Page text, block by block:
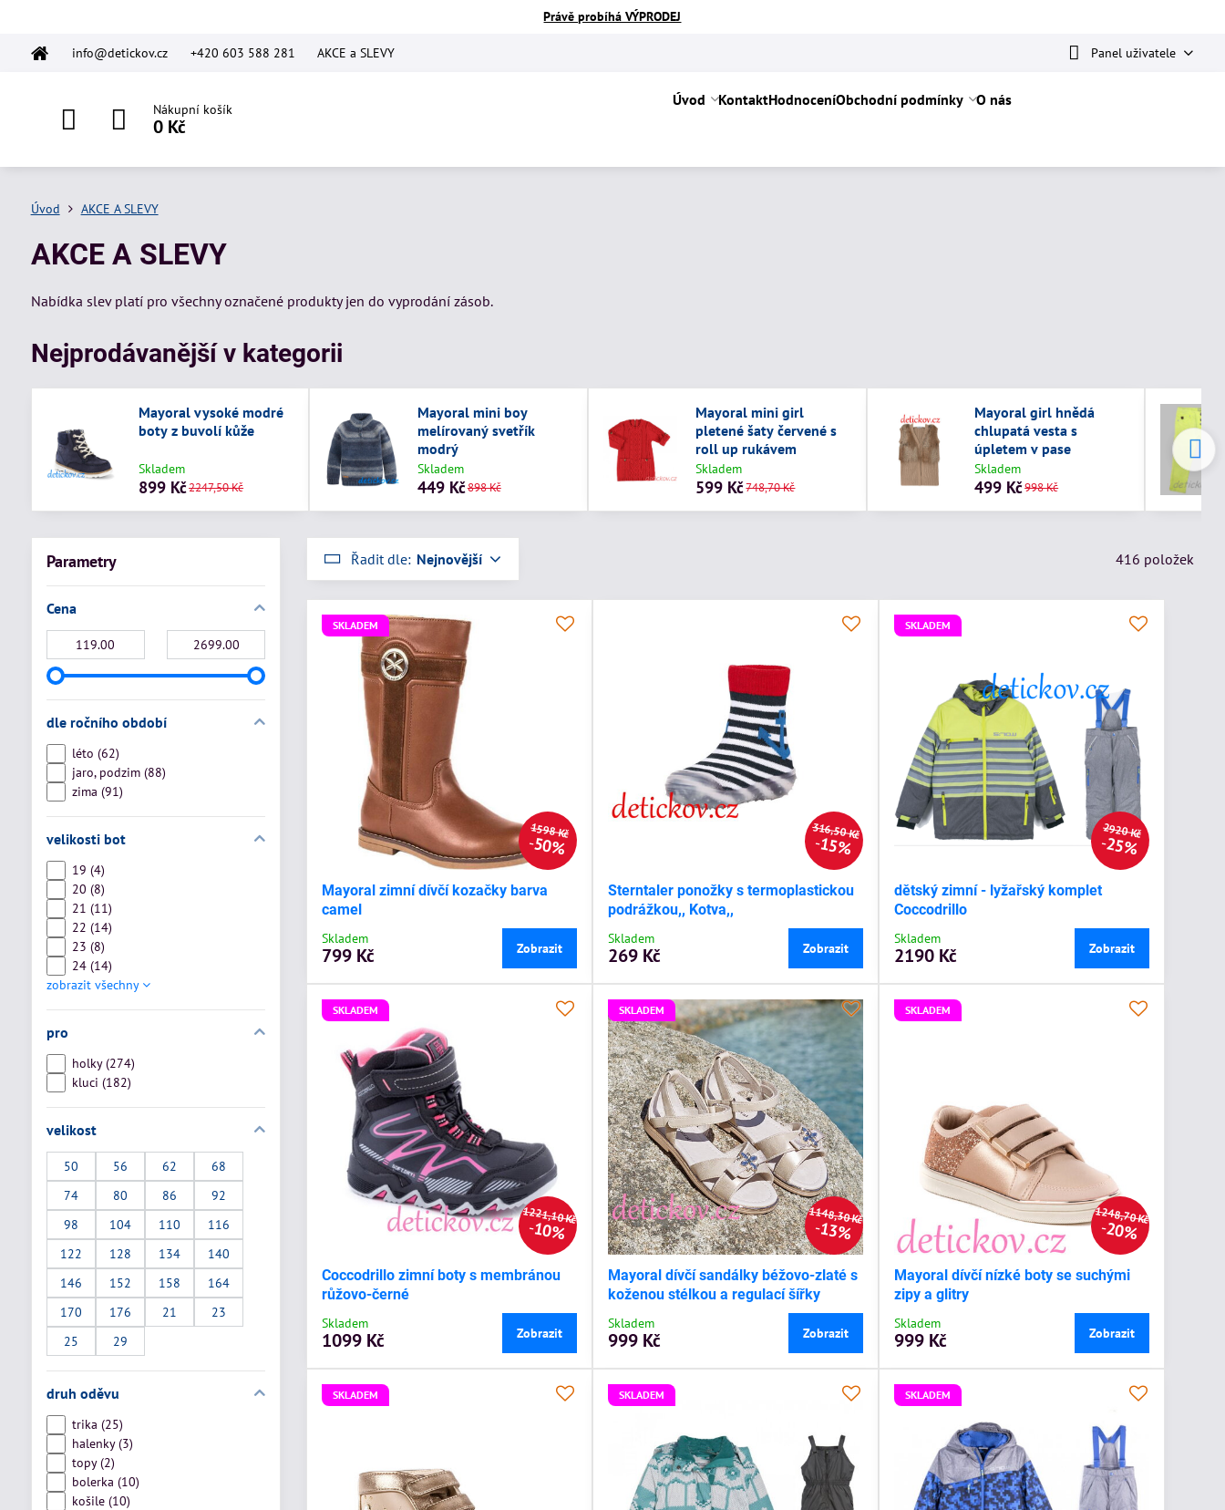
Právě probíhá VÝPRODEJ
info@detickov.cz +420 603 588 281 AKCE a SLEVY Panel uživatele
Nákupní košík
0 Kč
Úvod KontaktHodnoceníObchodní podmínky O nás
Úvod AKCE A SLEVY
AKCE A SLEVY
Nabídka slev platí pro všechny označené produkty jen do vyprodání zásob.
Nejprodávanější v kategorii
Mayoral vysoké modré
boty z buvolí kůže
Skladem
899 Kč2247,50 Kč
Mayoral mini boy
melírovaný svetřík
modrý
Skladem
449 Kč898 Kč
Mayoral mini girl
pletené šaty červené s
roll up rukávem
Skladem
599 Kč748,70 Kč
Mayoral girl hnědá
chlupatá vesta s
úpletem v pase
Skladem
499 Kč998 Kč
Řadit dle: Nejnovější 416 položek
1598 Kč
50%
SKLADEM
Mayoral zimní dívčí kozačky barva
camel
Skladem
799 Kč Zobrazit
316,50 Kč
15%
Sterntaler ponožky s termoplastickou
podrážkou,, Kotva,,
Skladem
269 Kč Zobrazit
2920 Kč
25%
SKLADEM
dětský zimní - lyžařský komplet
Coccodrillo
Skladem
2190 Kč Zobrazit
1221,10 Kč
10%
SKLADEM
Coccodrillo zimní boty s membránou
růžovo-černé
Skladem
1099 Kč Zobrazit
1148,30 Kč
13%
SKLADEM
Mayoral dívčí sandálky béžovo-zlaté s
koženou stélkou a regulací šířky
Skladem
999 Kč Zobrazit
1248,70 Kč
20%
SKLADEM
Mayoral dívčí nízké boty se suchými
zipy a glitry
Skladem
999 Kč Zobrazit
SKLADEM SKLADEM SKLADEM
Parametry
Cena
dle ročního období
léto (62)
jaro, podzim (88)
zima (91)
velikosti bot
19 (4)
20 (8)
21 (11)
22 (14)
23 (8)
24 (14)
zobrazit všechny
pro
holky (274)
kluci (182)
velikost
50 56 62
68
74
80 86
92
98
104 110
116
122
128 134
140
146
152 158
164
170
176 21
23
25
29
druh oděvu
trika (25)
halenky (3)
topy (2)
bolerka (10)
košile (10)